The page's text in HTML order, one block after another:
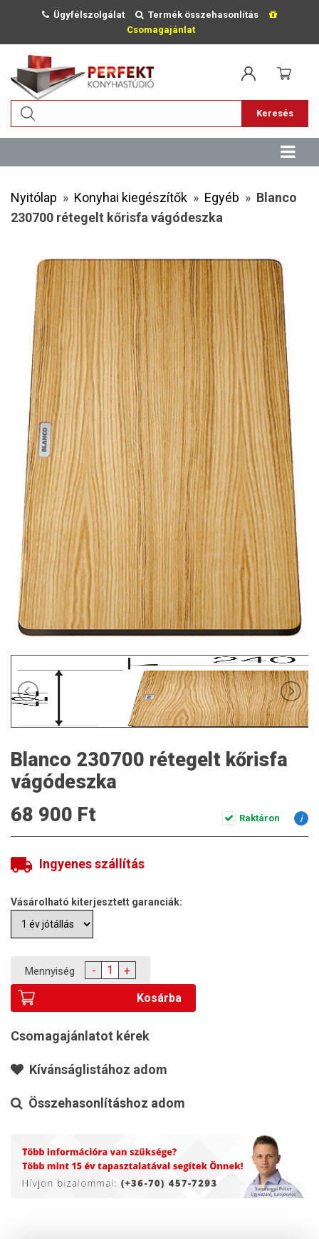
Ügyfélszolgálat
Termék összehasonlítás
Csomagajánlat
Keresés
Nyitólap » Konyhai kiegészítők » Egyéb » Blanco
230700 rétegelt kőrisfa vágódeszka
Blanco 230700 rétegelt kőrisfa
vágódeszka
i
Raktáron
68 900 Ft
Ingyenes szállítás
Vásárolható kiterjesztett garanciák:
Mennyiség -
+
Kosárba
Csomagajánlatot kérek
Kívánságlistához adom
Összehasonlításhoz adom